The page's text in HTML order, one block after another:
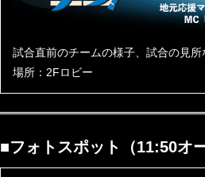
試合直前のチームの様子、試合の見
場所：2Fロビー
■フォトスポット（11:50オ